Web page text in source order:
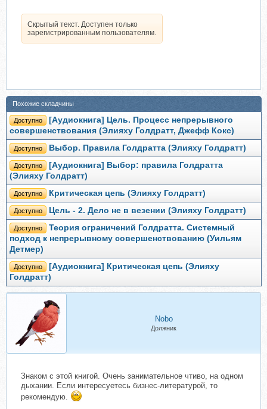
Скрытый текст. Доступен только
зарегистрированным пользователям.
Похожие складчины
Доступно
[Аудиокнига] Цель. Процесс непрерывного
совершенствования (Элияху Голдратт, Джефф Кокс)
Доступно Выбор. Правила Голдратта (Элияху Голдратт)
Доступно
[Аудиокнига] Выбор: правила Голдратта
(Элияху Голдратт)
Доступно Критическая цепь (Элияху Голдратт)
Доступно Цель - 2. Дело не в везении (Элияху Голдратт)
Доступно
Теория ограничений Голдратта. Системный
подход к непрерывному совершенствованию (Уильям
Детмер)
Доступно
[Аудиокнига] Критическая цепь (Элияху
Голдратт)
Nobo
Должник
Знаком с этой книгой. Очень занимательное чтиво, на одном
дыхании. Если интересуетесь бизнес-литературой, то
рекомендую.